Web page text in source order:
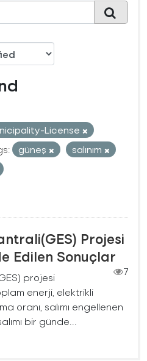
License
güneş
salınım
Projesi
Edilen Sonuçlar
7
projesi
enerji, elektrikli
oranı, salımı engellenen
bir günde...